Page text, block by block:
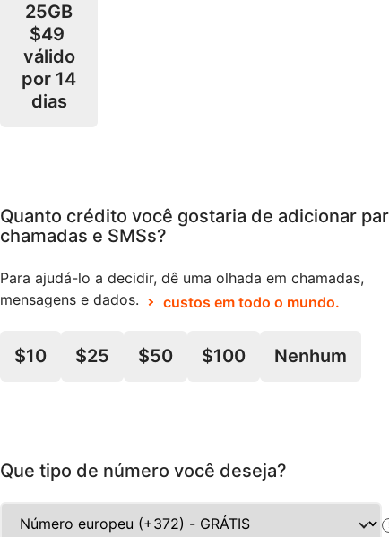
25GB
$49
válido
por 14
dias
Quanto crédito você gostaria de adicionar
chamadas e SMSs?
Para ajudá-lo a decidir, dê uma olhada em chamadas,
mensagens e dados.
custos em todo o mundo.
$10 $25 $50 $100 Nenhum
Que tipo de número você deseja?